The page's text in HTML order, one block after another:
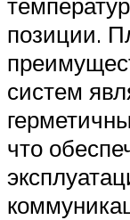
позиции.
систем
что